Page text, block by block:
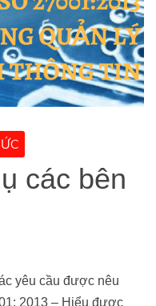
các bên
yêu cầu được nêu
2013 – Hiểu được